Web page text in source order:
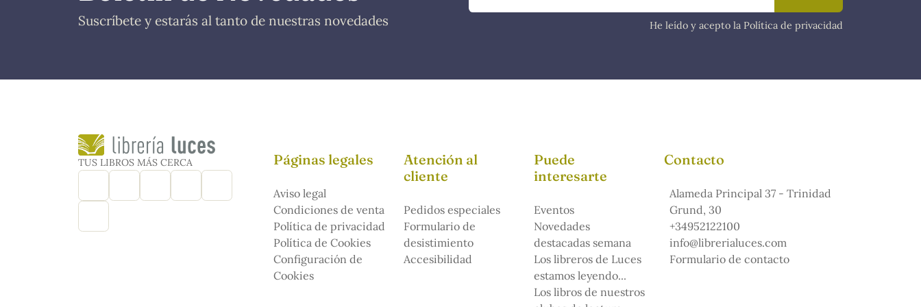
Suscríbete y estarás al tanto de nuestras novedades He leído y acepto la Política de privacidad
TUS LIBROS MÁS CERCA Páginas legales
Aviso legal
Condiciones de venta
Política de privacidad
Política de Cookies
Configuración de
Cookies
Atención al
cliente
Pedidos especiales
Formulario de
desistimiento
Accesibilidad
Puede
interesarte
Eventos
Novedades
destacadas semana
Los libreros de Luces
estamos leyendo...
Los libros de nuestros
Contacto
Alameda Principal 37 - Trinidad
Grund, 30
+34952122100
info@librerialuces.com
Formulario de contacto